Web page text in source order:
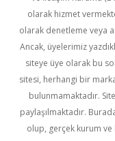
olarak hizmet
olarak denetleme veya
Ancak, üyelerimiz
siteye üye olarak bu
sitesi, herhangi bir
bulunmamaktadır.
paylaşılmaktadır.
olup, gerçek kurum ve